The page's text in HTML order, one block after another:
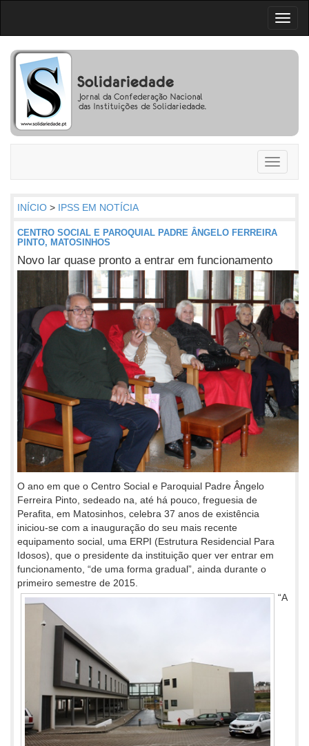
Toggle
INÍCIO > IPSS EM NOTÍCIA
CENTRO SOCIAL E PAROQUIAL PADRE ÂNGELO FERREIRA
PINTO, MATOSINHOS
Novo lar quase pronto a entrar em funcionamento
O ano em que o Centro Social e Paroquial Padre Ângelo
Ferreira Pinto, sedeado na, até há pouco, freguesia de
Perafita, em Matosinhos, celebra 37 anos de existência
iniciou-se com a inauguração do seu mais recente
equipamento social, uma ERPI (Estrutura Residencial Para
Idosos), que o presidente da instituição quer ver entrar em
funcionamento, “de uma forma gradual”, ainda durante o
primeiro semestre de 2015.
“A